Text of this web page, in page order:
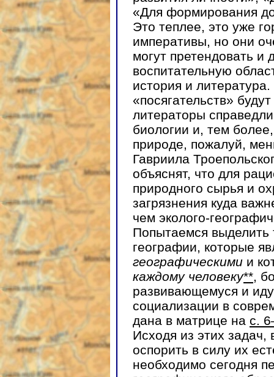
«Для формирования
Это теплее, это уже
императивы, но они
могут претендовать
воспитательную
история и
«посягательств»
литераторы
биологии и, тем
природе, пожалуй,
Гавриила
объяснят, что для
природного сырья и
загрязнения куда
чем эколого-
Попытаемся выделить
географии, которые
географическими и
каждому человеку**,
развивающемуся и
социализации в
дана в матрице на с.
Исходя из этих задач,
оспорить в силу их
необходимо сегодня